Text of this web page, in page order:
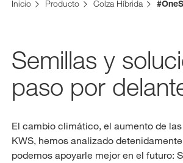
Inicio Producto Colza Híbrida
Semillas y
paso por
El cambio climático, el aumento de
KWS, hemos analizado
podemos apoyarle mejor en el futuro: